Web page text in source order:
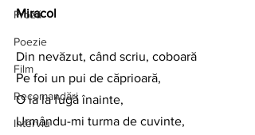
Proză
Poezie
Film
Recomandări
Interviu
Miracol
Din nevăzut, când scriu, coboară
Pe foi un pui de căprioară,
O ia la fugă înainte,
Urmându-mi turma de cuvinte,